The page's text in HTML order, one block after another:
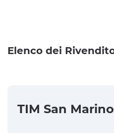
Elenco dei
TIM San